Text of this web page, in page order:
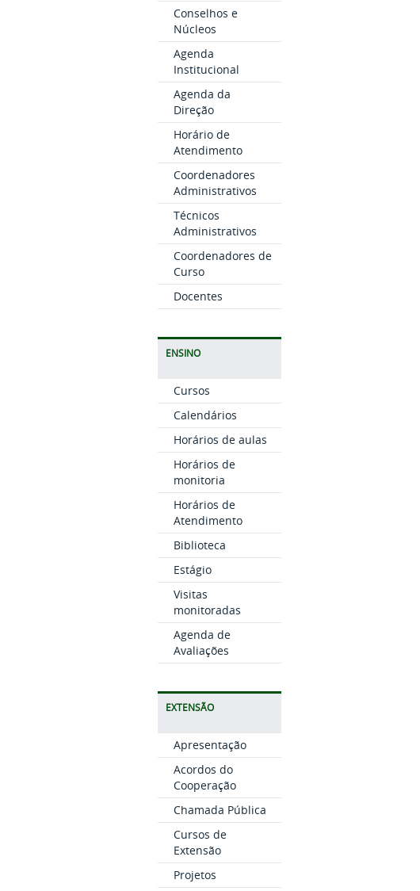
Conselhos e
Núcleos
Agenda
Institucional
Agenda da
Direção
Horário de
Atendimento
Coordenadores
Administrativos
Técnicos
Administrativos
Coordenadores de
Curso
Docentes
ENSINO
Cursos
Calendários
Horários de aulas
Horários de
monitoria
Horários de
Atendimento
Biblioteca
Estágio
Visitas
monitoradas
Agenda de
Avaliações
EXTENSÃO
Apresentação
Acordos do
Cooperação
Chamada Pública
Cursos de
Extensão
Projetos